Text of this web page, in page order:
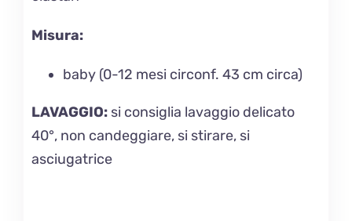
Misura:
baby (0-12 mesi circonf. 43 cm circa)
LAVAGGIO:si consiglia lavaggio delicato
40°, non candeggiare, si stirare, si
asciugatrice